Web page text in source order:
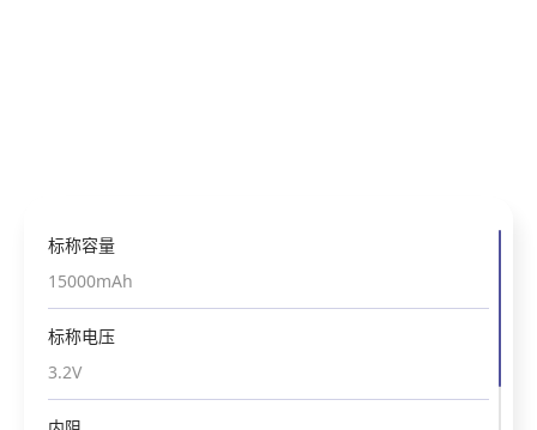
标称容量
33000mAh
标称电压
3.65
标称容量
15000mAh
标称电压
3.2V